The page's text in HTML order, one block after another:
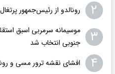
۲ رونالدو از رئیس‌جمهور
۳
موسیمانه سرمربی اسبق
جنوبی انتخاب شد
۴ افشای نقشه ترور مسی و